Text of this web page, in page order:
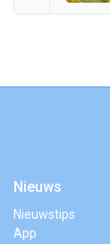
Nieuws
Nieuwstips
App